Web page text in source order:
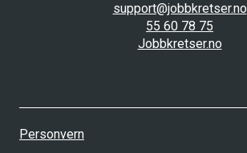
support@jobbkretser.no
55 60 78 75
Jobbkretser.no
Personvern